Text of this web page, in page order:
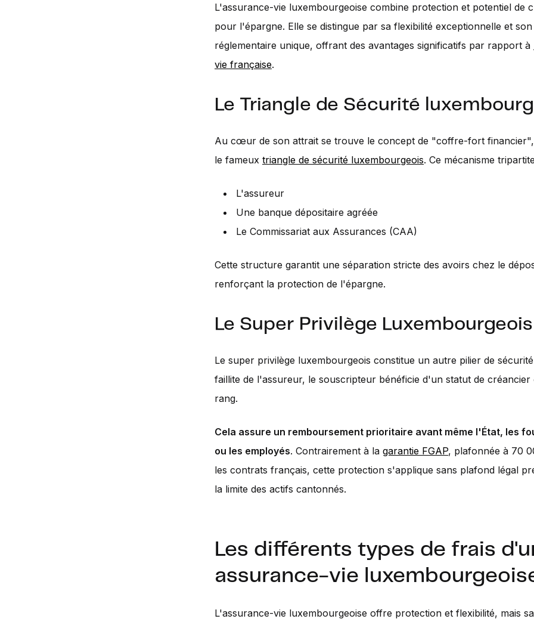
L'assurance-vie luxembourgeoise combine protection et potentiel de
pour l'épargne. Elle se distingue par sa flexibilité exceptionnelle et
réglementaire unique, offrant des avantages significatifs par rapport à
vie française.
Le Triangle de Sécurité
Au cœur de son attrait se trouve le concept de "coffre-fort
le fameux triangle de sécurité luxembourgeois. Ce mécanisme
L'assureur
Une banque dépositaire agréée
Le Commissariat aux Assurances (CAA)
Cette structure garantit une séparation stricte des avoirs chez le
renforçant la protection de l'épargne.
Le Super Privilège Luxembourgeois
Le super privilège luxembourgeois constitue un autre pilier de
faillite de l'assureur, le souscripteur bénéficie d'un statut de créancier
rang.
Cela assure un remboursement prioritaire avant même l'État, les
ou les employés. Contrairement à la garantie FGAP, plafonnée à 70
les contrats français, cette protection s'applique sans plafond légal
la limite des actifs cantonnés.
Les différents types de frais
assurance-vie
L'assurance-vie luxembourgeoise offre protection et flexibilité, mais